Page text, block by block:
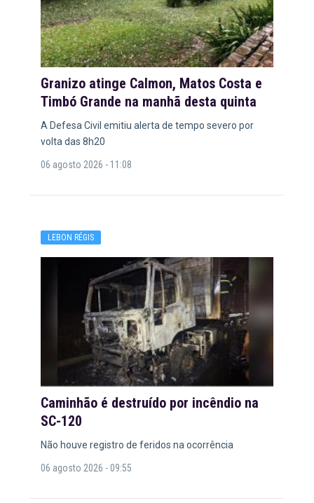
Granizo atinge Calmon, Matos Costa e
Timbó Grande na manhã desta quinta
A Defesa Civil emitiu alerta de tempo severo por
volta das 8h20
06 agosto 2026 - 11:08
LEBON RÉGIS
Caminhão é destruído por incêndio na
SC-120
Não houve registro de feridos na ocorrência
06 agosto 2026 - 09:55